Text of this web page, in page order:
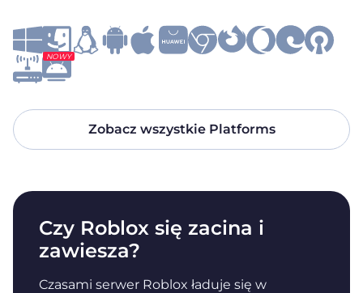
NOWY
Zobacz wszystkie Platforms
Czy Roblox się zacina i
zawiesza?
Czasami serwer Roblox ładuje się w